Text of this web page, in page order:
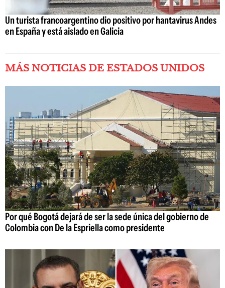
Un turista francoargentino dio positivo por hantavirus Andes
en España y está aislado en Galicia
MÁS NOTICIAS DE ESTADOS UNIDOS
Por qué Bogotá dejará de ser la sede única del gobierno de
Colombia con De la Espriella como presidente